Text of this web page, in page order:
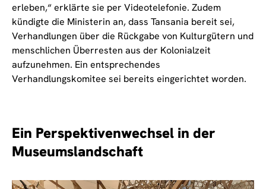
erleben,“ erklärte sie per Videotelefonie. Zudem
kündigte die Ministerin an, dass Tansania bereit sei,
Verhandlungen über die Rückgabe von Kulturgütern und
menschlichen Überresten aus der Kolonialzeit
aufzunehmen. Ein entsprechendes
Verhandlungskomitee sei bereits eingerichtet worden.
Ein Perspektivenwechsel in der
Museumslandschaft